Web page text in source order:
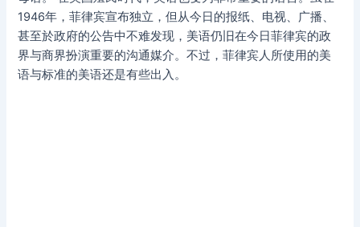
1946年，菲律宾宣布独立，但从今日的报纸、电视、广播、
甚至於政府的公告中不难发现，美语仍旧在今日菲律宾的政
界与商界扮演重要的沟通媒介。不过，菲律宾人所使用的美
语与标准的美语还是有些出入。